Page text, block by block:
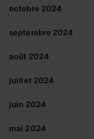
octobre 2024
septembre 2024
août 2024
juillet 2024
juin 2024
mai 2024